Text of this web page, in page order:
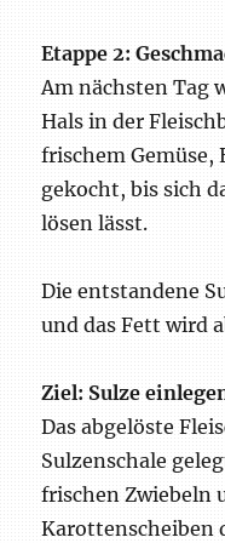
Etappe 2:
Am nächsten Tag
Hals in der
frischem Gemüse,
gekocht, bis sich
lösen lässt.
Die entstandene
und das Fett wird
Ziel: Sulze
Das abgelöste
Sulzenschale
frischen Zwiebeln
Karottenscheiben